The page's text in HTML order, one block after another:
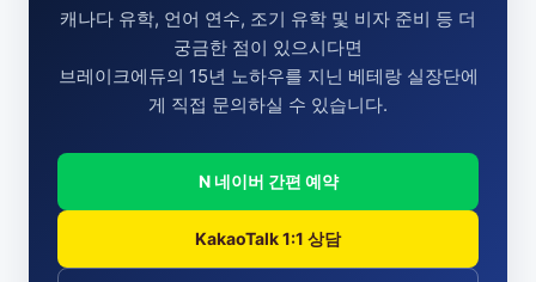
캐나다 유학, 언어 연수, 조기 유학 및 비자 준비 등 더
궁금한 점이 있으시다면
브레이크에듀의 15년 노하우를 지닌 베테랑 실장단에
게 직접 문의하실 수 있습니다.
N 네이버 간편 예약
KakaoTalk 1:1 상담